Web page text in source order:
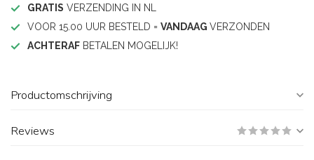
GRATIS VERZENDING IN NL
VOOR 15.00 UUR BESTELD = VANDAAG VERZONDEN
ACHTERAF BETALEN MOGELIJK!
Productomschrijving
Reviews